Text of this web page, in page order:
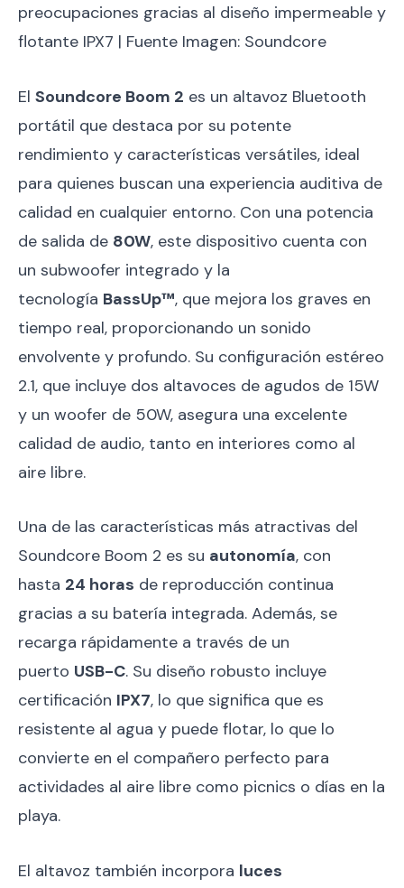
preocupaciones gracias al diseño impermeable y
flotante IPX7 | Fuente Imagen: Soundcore
El Soundcore Boom 2 es un altavoz Bluetooth
portátil que destaca por su potente
rendimiento y características versátiles, ideal
para quienes buscan una experiencia auditiva de
calidad en cualquier entorno. Con una potencia
de salida de 80W, este dispositivo cuenta con
un subwoofer integrado y la
tecnología BassUp™, que mejora los graves en
tiempo real, proporcionando un sonido
envolvente y profundo. Su configuración estéreo
2.1, que incluye dos altavoces de agudos de 15W
y un woofer de 50W, asegura una excelente
calidad de audio, tanto en interiores como al
aire libre.
Una de las características más atractivas del
Soundcore Boom 2 es su autonomía, con
hasta 24 horas de reproducción continua
gracias a su batería integrada. Además, se
recarga rápidamente a través de un
puerto USB-C. Su diseño robusto incluye
certificación IPX7, lo que significa que es
resistente al agua y puede flotar, lo que lo
convierte en el compañero perfecto para
actividades al aire libre como picnics o días en la
playa.
El altavoz también incorpora luces